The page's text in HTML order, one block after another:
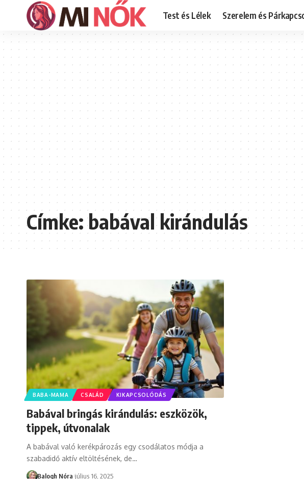
Test és Lélek Szerelem és
Címke:babával kirándulás
BABA-MAMA CSALÁD KIKAPCSOLÓDÁS
Babával bringás kirándulás: eszközök,
tippek, útvonalak
A babával való kerékpározás egy csodálatos módja a
szabadidő aktív eltöltésének, de…
Balogh Nóra július 16, 2025